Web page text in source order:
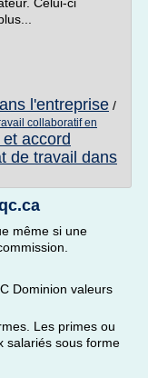
l'entreprise /
collaboratif en
accord
de travail dans
même si une
Dominion valeurs
Les primes ou
salariés sous forme